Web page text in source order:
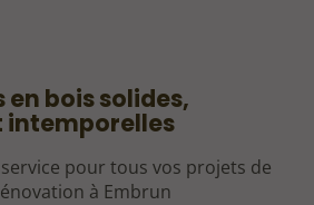
bois solides,
intemporelles
pour tous vos projets de
à Embrun